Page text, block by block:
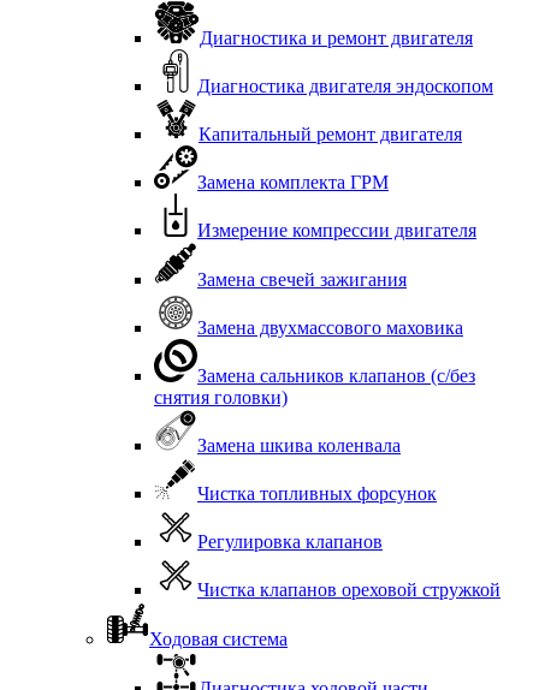
Диагностика и ремонт двигателя
Диагностика двигателя эндоскопом
Капитальный ремонт двигателя
Замена комплекта ГРМ
Измерение компрессии двигателя
Замена свечей зажигания
Замена двухмассового маховика
Замена сальников клапанов (с/без
снятия головки)
Замена шкива коленвала
Чистка топливных форсунок
Регулировка клапанов
Чистка клапанов ореховой стружкой
Ходовая система